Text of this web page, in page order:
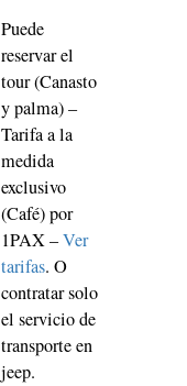
Puede
reservar el
tour (Canasto
y palma) –
Tarifa a la
medida
exclusivo
(Café) por
1PAX –Ver
tarifas. O
contratar solo
el servicio de
transporte en
jeep.